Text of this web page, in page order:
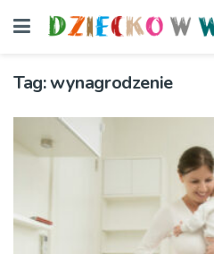
Tag:wynagrodzenie